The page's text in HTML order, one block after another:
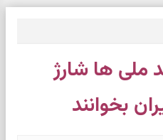
ملی ها شارژ
بخوانند